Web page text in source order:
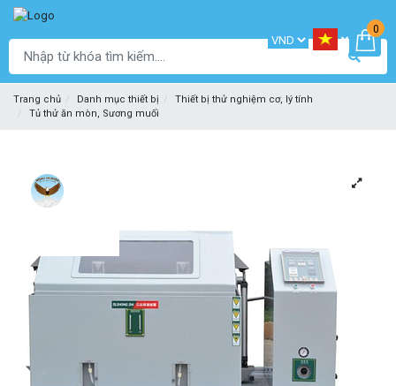
0
Trang chủ Danh mục thiết bị
Thiết bị thử nghiệm cơ, lý tính
Tủ thử ăn mòn, Sương muối